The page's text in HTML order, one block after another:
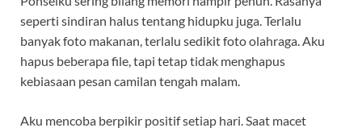
seperti sindiran halus tentang hidupku juga. Terlalu
banyak foto makanan, terlalu sedikit foto olahraga. Aku
hapus beberapa file, tapi tetap tidak menghapus
kebiasaan pesan camilan tengah malam.
Aku mencoba berpikir positif setiap hari. Saat macet